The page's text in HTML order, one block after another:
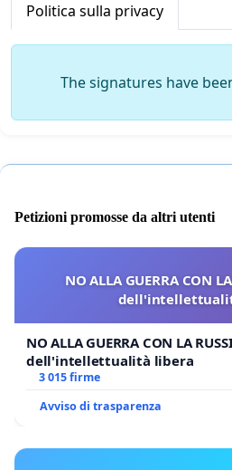
Politica sulla privacy
The signatures have
Petizioni promosse da altri utenti
NO ALLA GUERRA CON
NO ALLA GUERRA CON LA
dell'intellettualità libera
3 015 firme
Avviso di trasparenza